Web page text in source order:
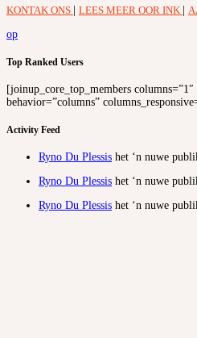
KONTAK ONS LEES MEER OOR INK
op
Top Ranked Users
[joinup_core_top_members columns=”1″
behavior=”columns”
Activity Feed
Ryno Du Plessis het ‘n nuwe
Ryno Du Plessis het ‘n nuwe
Ryno Du Plessis het ‘n nuwe